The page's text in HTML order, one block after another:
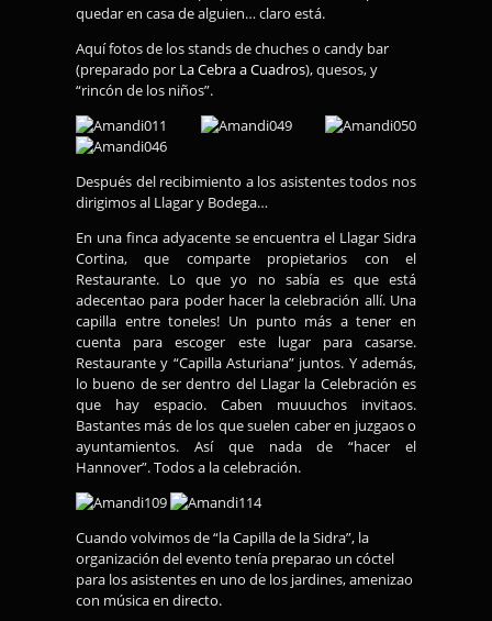
quedar en casa de alguien… claro está.
Aquí fotos de los stands de chuches o candy bar
(preparado por La Cebra a Cuadros), quesos, y
“rincón de los niños”.
Después del recibimiento a los asistentes todos nos
dirigimos al Llagar y Bodega…
En una finca adyacente se encuentra el Llagar Sidra
Cortina, que comparte propietarios con el
Restaurante. Lo que yo no sabía es que está
adecentao para poder hacer la celebración allí. Una
capilla entre toneles! Un punto más a tener en
cuenta para escoger este lugar para casarse.
Restaurante y “Capilla Asturiana” juntos. Y además,
lo bueno de ser dentro del Llagar la Celebración es
que hay espacio. Caben muuuchos invitaos.
Bastantes más de los que suelen caber en juzgaos o
ayuntamientos. Así que nada de “hacer el
Hannover”. Todos a la celebración.
Cuando volvimos de “la Capilla de la Sidra”, la
organización del evento tenía preparao un cóctel
para los asistentes en uno de los jardines, amenizao
con música en directo.